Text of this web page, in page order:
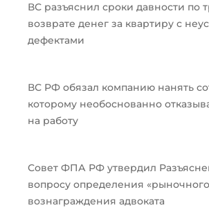
ВС разъяснил сроки давности по
возврате денег за квартиру с
дефектами
ВС РФ обязал компанию нанять
которому необоснованно
на работу
Совет ФПА РФ утвердил
вопросу определения
вознаграждения адвоката